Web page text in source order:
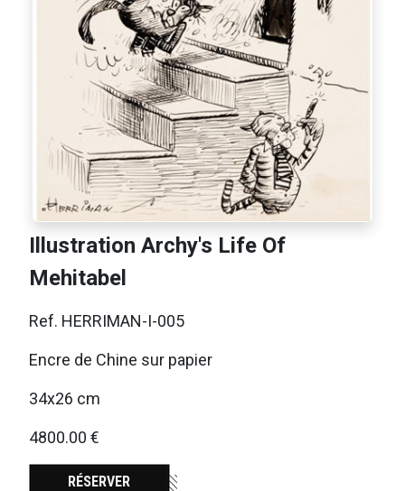
Illustration Archy's Life Of
Mehitabel
Ref. HERRIMAN-I-005
Encre de Chine sur papier
34x26 cm
4800.00 €
RÉSERVER